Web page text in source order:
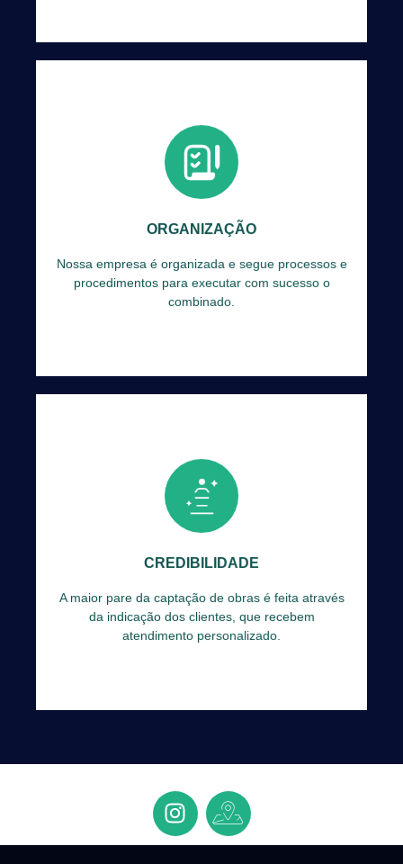
ORGANIZAÇÃO
Nossa empresa é organizada e segue processos e
procedimentos para executar com sucesso o
combinado.
Nossa empresa é organizada e segue processos
e procedimentos para executar com sucesso o
CREDIBILIDADE
A maior pare da captação de obras é feita através
da indicação dos clientes, que recebem
atendimento personalizado.
A maior pare da captação de obras é feita
através da indicação dos clientes, que recebem